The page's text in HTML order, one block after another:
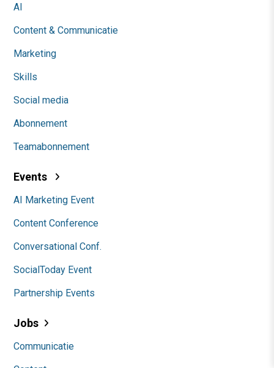
AI
Content & Communicatie
Marketing
Skills
Social media
Abonnement
Teamabonnement
Events
AI Marketing Event
Content Conference
Conversational Conf.
SocialToday Event
Partnership Events
Jobs
Communicatie